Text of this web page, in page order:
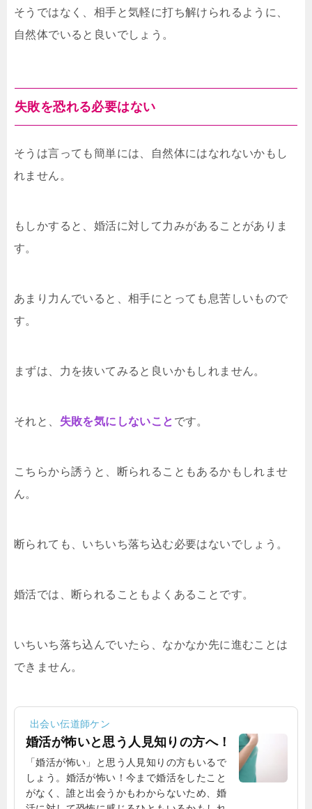
そうではなく、相手と気軽に打ち解けられるように、
自然体でいると良いでしょう。
失敗を恐れる必要はない
そうは言っても簡単には、自然体にはなれないかもし
れません。
もしかすると、婚活に対して力みがあることがありま
す。
あまり力んでいると、相手にとっても息苦しいもので
す。
まずは、力を抜いてみると良いかもしれません。
それと、 失敗を気にしないこと です。
こちらから誘うと、断られることもあるかもしれませ
ん。
断られても、いちいち落ち込む必要はないでしょう。
婚活では、断られることもよくあることです。
いちいち落ち込んでいたら、なかなか先に進むことは
できません。
出会い伝道師ケン
婚活が怖いと思う人見知りの方へ！
「婚活が怖い」と思う人見知りの方もいるで
しょう。婚活が怖い！今まで婚活をしたこと
がなく、誰と出会うかもわからないため、婚